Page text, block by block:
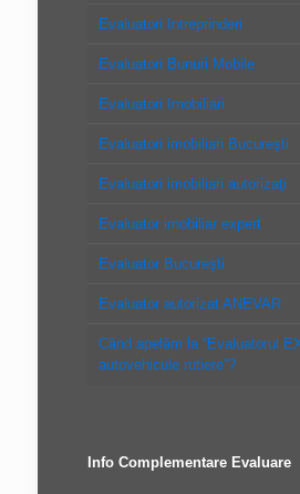
Evaluatori Intreprinderi
Evaluatori Bunuri Mobile
Evaluatori Imobiliari
Evaluatori imobiliari Bucureşti
Evaluatori imobiliari autorizaţi
Evaluator imobiliar expert
Evaluator Bucureşti
Evaluator autorizat ANEVAR
Când apelăm la “Evaluatorul
autovehicule rutiere”?
Info Complementare Evaluare